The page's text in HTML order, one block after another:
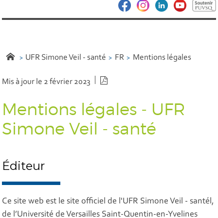
UFR Simone Veil - santé FR Mentions légales
Mis à jour le 2 février 2023
Mentions légales - UFR
Simone Veil - santé
Éditeur
Ce site web est le site officiel de l'UFR Simone Veil - santél,
de l’Université de Versailles Saint-Quentin-en-Yvelines